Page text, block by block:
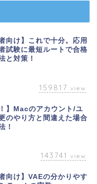
向け】これで十分。応用
試験に最短ルートで合格
と対策！
159817 view
】Macのアカウント/ユ
のやり方と間違えた場合
！
143741 view
向け】VAEの分かりやす